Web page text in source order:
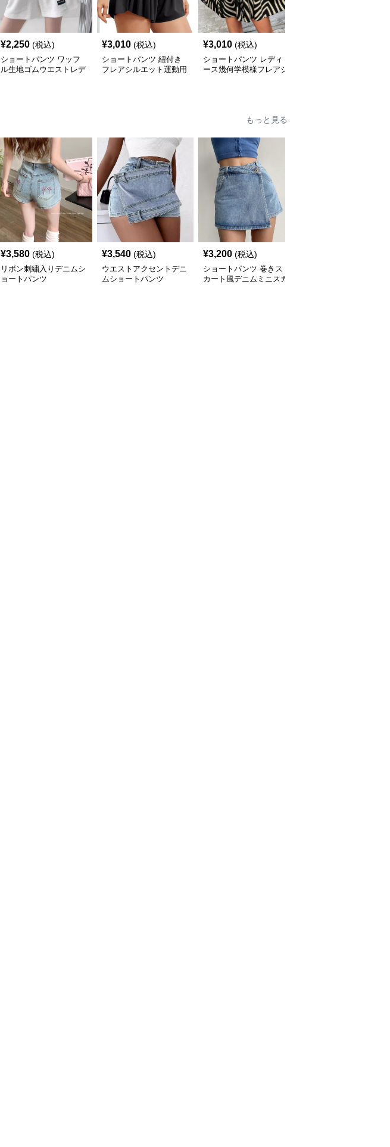
¥2,250 (税込)
ショートパンツ ワッフ
ル生地ゴムウエストレデ
¥3,010 (税込)
ショートパンツ 紐付き
フレアシルエット運動用
¥3,010 (税込)
ショートパンツ レディ
ース幾何学模様フレアシ
もっと見る
¥3,580 (税込)
リボン刺繍入りデニムシ
ョートパンツ
¥3,540 (税込)
ウエストアクセントデニ
ムショートパンツ
¥3,200 (税込)
ショートパンツ 巻きス
カート風デニムミニスカ